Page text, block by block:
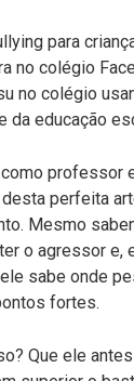
para
no colégio
no colégio
da educação
como professor
perfeita
Mesmo
o agressor e,
sabe onde
fortes.
Que ele